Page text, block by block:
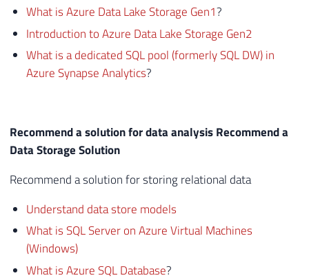
What is Azure Data Lake Storage Gen1?
Introduction to Azure Data Lake Storage Gen2
What is a dedicated SQL pool (formerly SQL DW) in
Azure Synapse Analytics?
Recommend a solution for data analysis Recommend a
Data Storage Solution
Recommend a solution for storing relational data
Understand data store models
What is SQL Server on Azure Virtual Machines
(Windows)
What is Azure SQL Database?